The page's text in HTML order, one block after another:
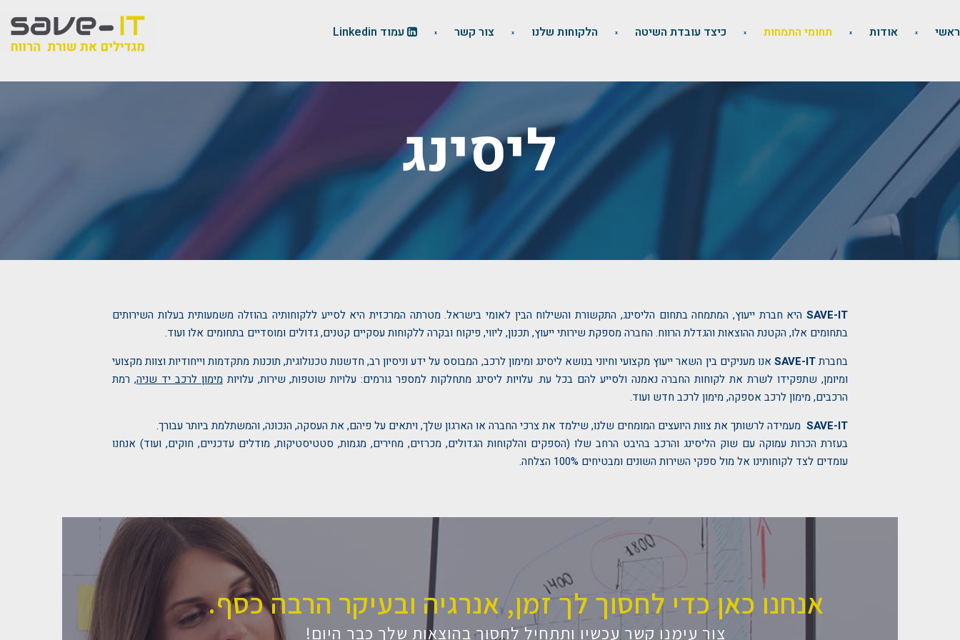
ראשי אודות תחומי התמחות כיצד עובדת השיטה הלקוחות שלנו צור קשר עמוד Linkedin
ליסינג
SAVE-IT היא חברת ייעוץ, המתמחה בתחום הליסינג, התקשורת והשילוח הבין לאומי בישראל. מטרתה המרכזית היא לסייע ללקוחותיה בהוזלה משמעותית בעלות השירותים
בתחומים אלו, הקטנת ההוצאות והגדלת הרווח. החברה מספקת שירותי ייעוץ, תכנון, ליווי, פיקוח ובקרה ללקוחות עסקיים קטנים, גדולים ומוסדיים בתחומים אלו ועוד.
בחברתSAVE-IT אנו מעניקים בין השאר ייעוץ מקצועי וחיוני בנושא ליסינג ומימון לרכב, המבוסס על ידע וניסיון רב, חדשנות טכנולוגית, תוכנות מתקדמות וייחודיות וצוות מקצועי
ומיומן, שתפקידו לשרת את לקוחות החברה נאמנה ולסייע להם בכל עת. עלויות ליסינג מתחלקות למספר גורמים: עלויות שוטפות, שירות, עלויות מימון לרכב יד שניה, רמת
הרכבים, מימון לרכב אספקה, מימון לרכב חדש ועוד.
SAVE-IT מעמידה לרשותך את צוות היועצים המומחים שלנו, שילמד את צרכי החברה או הארגון שלך, ויתאים על פיהם, את העסקה, הנכונה, והמשתלמת ביותר עבורך.
בעזרת הכרות עמוקה עם שוק הליסינג והרכב בהיבט הרחב שלו (הספקים והלקוחות הגדולים, מכרזים, מחירים, מגמות, סטטיסטיקות, מודלים עדכניים, חוקים, ועוד) אנחנו
עומדים לצד לקוחותינו אל מול ספקי השירות השונים ומבטיחים 100% הצלחה.
אנחנו כאן כדי לחסוך לך זמן, אנרגיה ובעיקר הרבה כסף.
צור עימנו קשר עכשיו ותתחיל לחסוך בהוצאות שלך כבר היום!